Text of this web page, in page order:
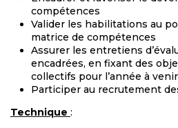
compétences
Valider les habilitations au
matrice de compétences
Assurer les entretiens
encadrées, en fixant des
collectifs pour l’année à venir
Participer au recrutement
Technique :